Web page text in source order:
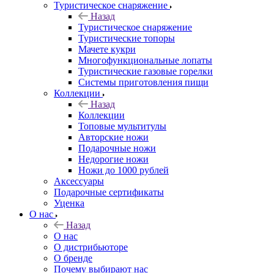
Туристическое снаряжение
Назад
Туристическое снаряжение
Туристические топоры
Мачете кукри
Многофункциональные лопаты
Туристические газовые горелки
Системы приготовления пищи
Коллекции
Назад
Коллекции
Топовые мультитулы
Авторские ножи
Подарочные ножи
Недорогие ножи
Ножи до 1000 рублей
Аксессуары
Подарочные сертификаты
Уценка
О нас
Назад
О нас
О дистрибьюторе
О бренде
Почему выбирают нас